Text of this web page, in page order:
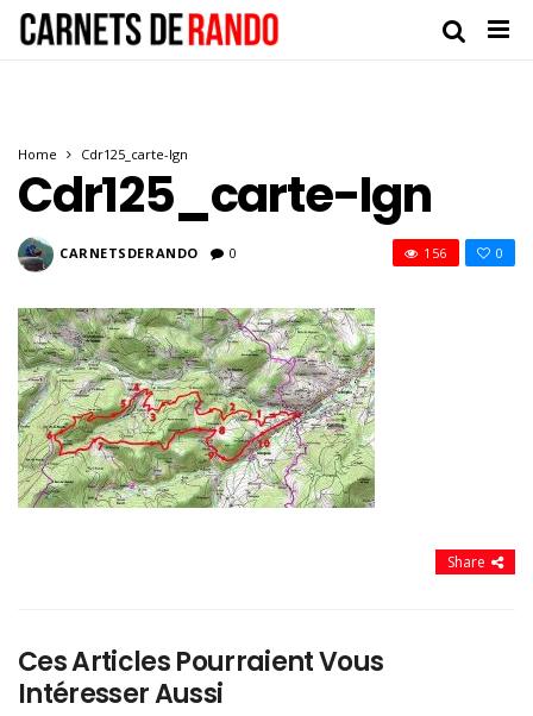
Home Cdr125_carte-Ign
Cdr125_carte-Ign
CARNETSDERANDO 0 0
156
Share
Ces Articles Pourraient Vous
Intéresser Aussi